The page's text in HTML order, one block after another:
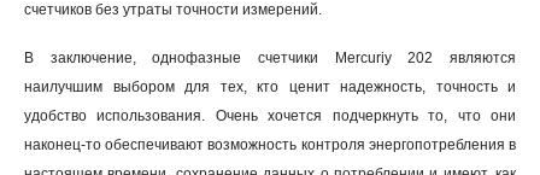
счетчиков без утраты точности измерений.
В заключение, однофазные счетчики Mercuriy 202 являются
наилучшим выбором для тех, кто ценит надежность, точность и
удобство использования. Очень хочется подчеркнуть то, что они
наконец-то обеспечивают возможность контроля энергопотребления в